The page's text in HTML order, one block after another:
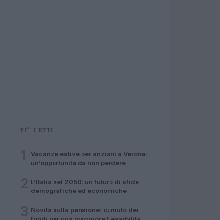
PIÙ LETTI
Vacanze estive per anziani a Verona:
un’opportunità da non perdere
L’Italia nel 2050: un futuro di sfide
demografiche ed economiche
Novità sulla pensione: cumulo dei